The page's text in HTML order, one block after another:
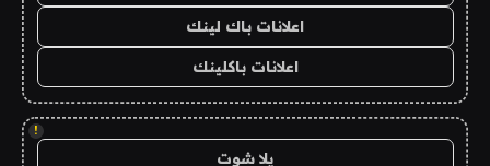
اعلانات باك لينك
اعلانات باكلينك
!
يلا شوت